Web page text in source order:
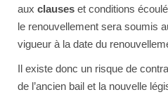
aux clauses et conditions
le renouvellement sera soumis
vigueur à la date du
Il existe donc un risque de
de l’ancien bail et la nouvelle